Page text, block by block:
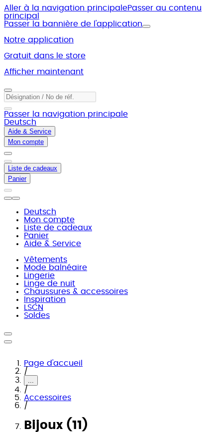
Aller à la navigation principalePasser au contenu
principal
Passer la bannière de l'application
Notre application
Gratuit dans le store
Afficher maintenant
Passer la navigation principale
Deutsch
Aide & Service
Mon compte
Liste de cadeaux
Panier
Deutsch
Mon compte
Liste de cadeaux
Panier
Aide & Service
Vêtements
Mode balnéaire
Lingerie
Linge de nuit
Chaussures & accessoires
Inspiration
LSCN
Soldes
Page d'accueil
/
...
/
Accessoires
/
Bijoux (11)